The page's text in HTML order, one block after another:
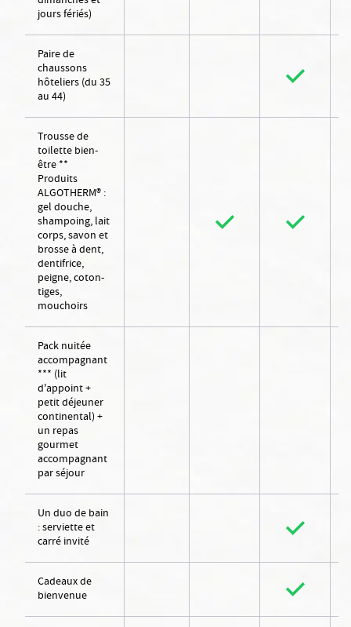
jours fériés)
Paire de
chaussons
hôteliers (du 35
au 44)
Trousse de
toilette bien-
être **
Produits
ALGOTHERM® :
gel douche,
shampoing, lait
corps, savon et
brosse à dent,
dentifrice,
peigne, coton-
tiges,
mouchoirs
Pack nuitée
accompagnant
*** (lit
d'appoint +
petit déjeuner
continental) +
un repas
gourmet
accompagnant
par séjour
Un duo de bain
: serviette et
carré invité
Cadeaux de
bienvenue